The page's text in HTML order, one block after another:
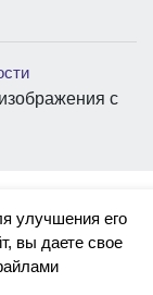
с
улучшения его
вы даете свое